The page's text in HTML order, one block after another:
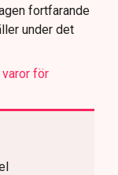
fortfarande
under det
varor för